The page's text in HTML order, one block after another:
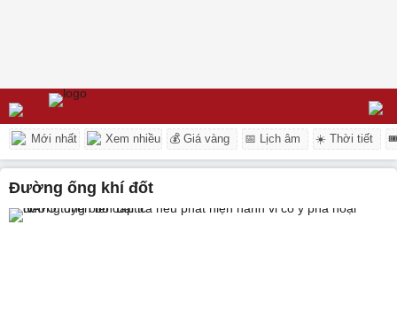
Mới nhất Xem nhiều 💰 Giá vàng 📅 Lịch âm ☀️ Thời tiết
đường ống khí đốt